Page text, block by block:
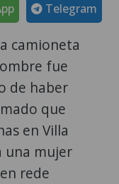
Telegram
camioneta
fue
de haber
que
en Villa
una mujer
rede